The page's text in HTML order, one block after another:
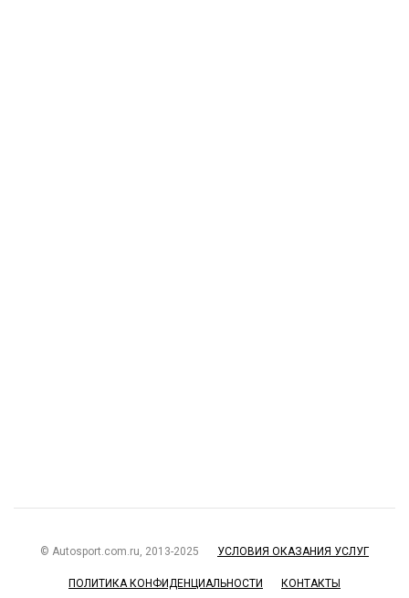
© Autosport.com.ru, 2013-2025 УСЛОВИЯ ОКАЗАНИЯ УСЛУГ
ПОЛИТИКА КОНФИДЕНЦИАЛЬНОСТИ КОНТАКТЫ